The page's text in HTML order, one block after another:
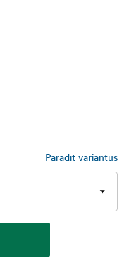
Parādīt variantus